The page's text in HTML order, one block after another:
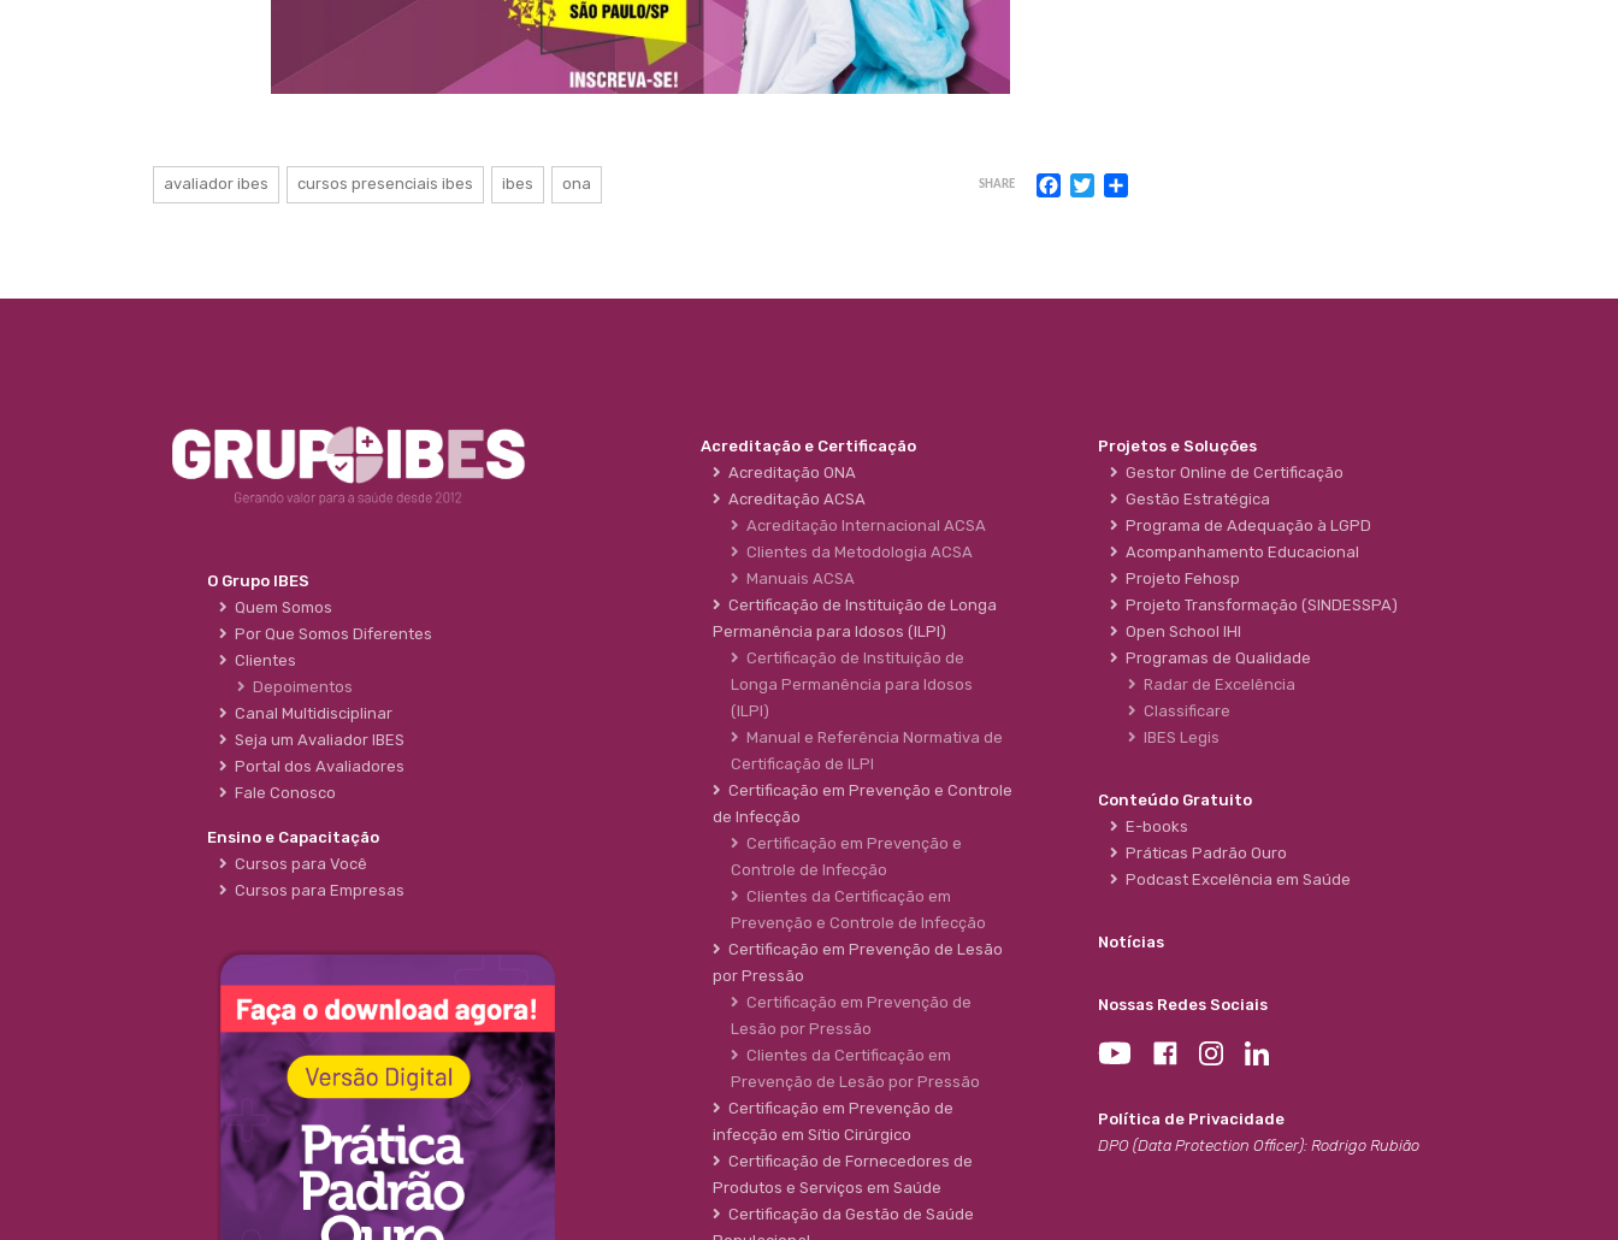
avaliador ibes cursos presenciais ibes ibes ona SHARE Facebook
Twitter
O Grupo IBES
Quem Somos
Por Que Somos Diferentes
Clientes
Depoimentos
Canal Multidisciplinar
Seja um Avaliador IBES
Portal dos Avaliadores
Fale Conosco
Ensino e Capacitação
Cursos para Você
Cursos para Empresas
Acreditação e Certificação
Acreditação ONA
Acreditação ACSA
Acreditação Internacional ACSA
Clientes da Metodologia ACSA
Manuais ACSA
Certificação de Instituição de Longa
Permanência para Idosos (ILPI)
Certificação de Instituição de
Longa Permanência para Idosos
(ILPI)
Manual e Referência Normativa de
Certificação de ILPI
Certificação em Prevenção e Controle
de Infecção
Certificação em Prevenção e
Controle de Infecção
Clientes da Certificação em
Prevenção e Controle de Infecção
Certificação em Prevenção de Lesão
por Pressão
Certificação em Prevenção de
Lesão por Pressão
Clientes da Certificação em
Prevenção de Lesão por Pressão
Certificação em Prevenção de
infecção em Sítio Cirúrgico
Certificação de Fornecedores de
Produtos e Serviços em Saúde
Certificação da Gestão de Saúde
Projetos e Soluções
Gestor Online de Certificação
Gestão Estratégica
Programa de Adequação à LGPD
Acompanhamento Educacional
Projeto Fehosp
Projeto Transformação (SINDESSPA)
Open School IHI
Programas de Qualidade
Radar de Excelência
Classificare
IBES Legis
Conteúdo Gratuito
E-books
Práticas Padrão Ouro
Podcast Excelência em Saúde
Notícias
Nossas Redes Sociais
Política de Privacidade
DPO (Data Protection Officer): Rodrigo Rubião